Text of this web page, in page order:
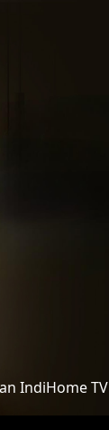
IndiHome TV